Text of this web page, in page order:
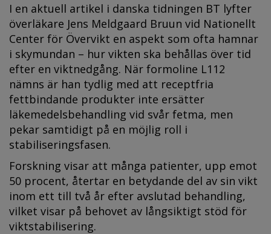
I en aktuell artikel i danska tidningen BT lyfter
överläkare Jens Meldgaard Bruun vid Nationellt
Center för Övervikt en aspekt som ofta hamnar
i skymundan – hur vikten ska behållas över tid
efter en viktnedgång. När formoline L112
nämns är han tydlig med att receptfria
fettbindande produkter inte ersätter
läkemedelsbehandling vid svår fetma, men
pekar samtidigt på en möjlig roll i
stabiliseringsfasen.
Forskning visar att många patienter, upp emot
50 procent, återtar en betydande del av sin vikt
inom ett till två år efter avslutad behandling,
vilket visar på behovet av långsiktigt stöd för
viktstabilisering.